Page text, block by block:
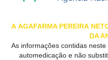
LOJAS
MAIS
A AGAFARMA PEREIRA
DA
As informações contidas
automedicação e não